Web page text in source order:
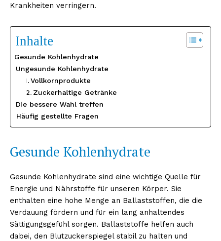
Krankheiten verringern.
Inhalte
Gesunde Kohlenhydrate
Ungesunde Kohlenhydrate
Vollkornprodukte
Zuckerhaltige Getränke
Die bessere Wahl treffen
Häufig gestellte Fragen
Gesunde Kohlenhydrate
Gesunde Kohlenhydrate sind eine wichtige Quelle für
Energie und Nährstoffe für unseren Körper. Sie
enthalten eine hohe Menge an Ballaststoffen, die die
Verdauung fördern und für ein lang anhaltendes
Sättigungsgefühl sorgen. Ballaststoffe helfen auch
dabei, den Blutzuckerspiegel stabil zu halten und